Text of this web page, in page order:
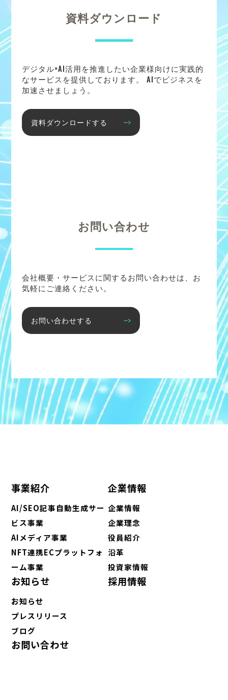
資料ダウンロード
デジタル×AI活用を推進したい企業様向けに実践的
なサービスを提供しております。 AIでビジネスを
加速させましょう。
資料ダウンロードする
お問い合わせ
会社概要・サービスに関するお問い合わせは、お
気軽にご連絡ください。
お問い合わせする
事業紹介
AI/SEO記事自動生成サー
ビス事業
AIメディア事業
NFT連携ECプラットフォ
ーム事業
企業情報
企業情報
企業理念
役員紹介
沿革
投資家情報
お知らせ
お知らせ
プレスリリース
ブログ
採用情報
お問い合わせ